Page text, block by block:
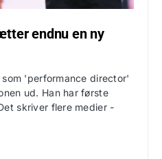
endnu en ny
'performance director'
ud. Han har første
skriver flere medier -